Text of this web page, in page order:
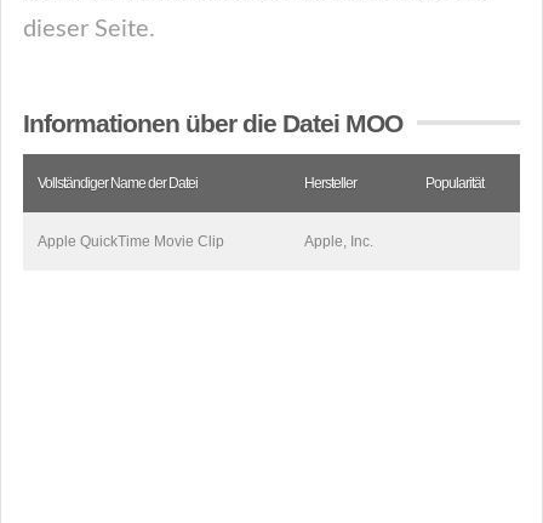
dieser Seite.
Informationen über die Datei MOO
Vollständiger Name der Datei Hersteller Popularität
Apple QuickTime Movie Clip Apple, Inc.